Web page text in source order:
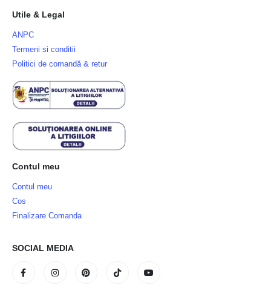
Utile & Legal
ANPC
Termeni si conditii
Politici de comandă & retur
Contul meu
Contul meu
Cos
Finalizare Comanda
SOCIAL MEDIA